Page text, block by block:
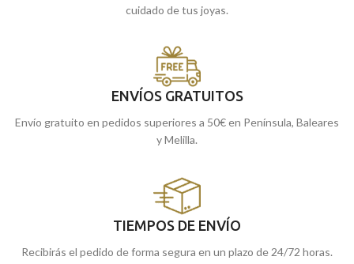
cuidado de tus joyas.
ENVÍOS GRATUITOS
Envío gratuito en pedidos superiores a 50€ en Península, Baleares
y Melilla.
TIEMPOS DE ENVÍO
Recibirás el pedido de forma segura en un plazo de 24/72 horas.